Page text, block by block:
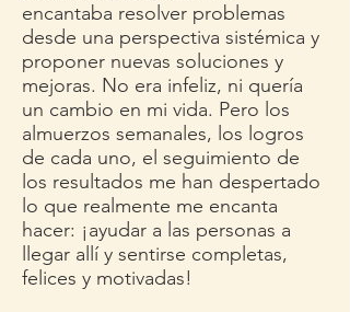
encantaba resolver problemas
desde una perspectiva sistémica y
proponer nuevas soluciones y
mejoras. No era infeliz, ni quería
un cambio en mi vida. Pero los
almuerzos semanales, los logros
de cada uno, el seguimiento de
los resultados me han despertado
lo que realmente me encanta
hacer: ¡ayudar a las personas a
llegar allí y sentirse completas,
felices y motivadas!